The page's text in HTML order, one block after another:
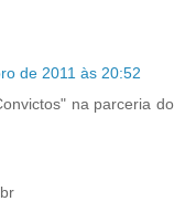
de 2011 às 20:52
na parceria do